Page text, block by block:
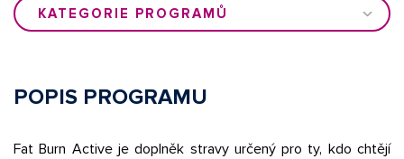
KATEGORIE PROGRAMŮ
POPIS PROGRAMU
Fat Burn Active je doplněk stravy určený pro ty, kdo chtějí